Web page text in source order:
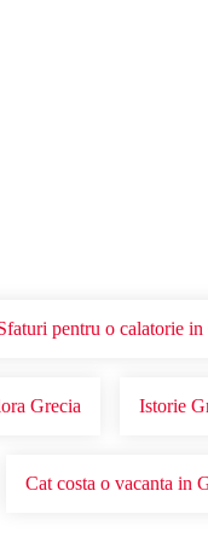
pentru o calatorie in
Grecia Istorie
Cat costa o vacanta in